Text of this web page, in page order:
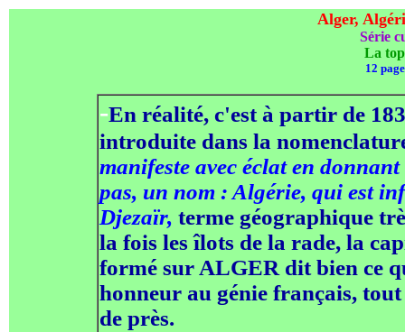
Alger,
Série
La
12 pa
-En réalité, c'est à partir de
introduite dans la
manifeste avec éclat en
pas, un nom : Algérie, qui est
Djezaïr, terme géographique
la fois les îlots de la rade, la
formé sur ALGER dit bien ce
honneur au génie français,
de près.